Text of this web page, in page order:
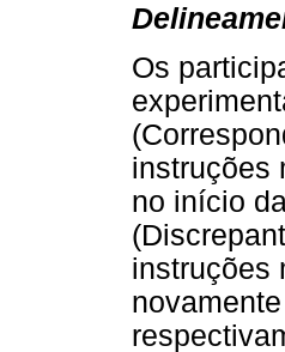
Os
instruções
no início
instruções